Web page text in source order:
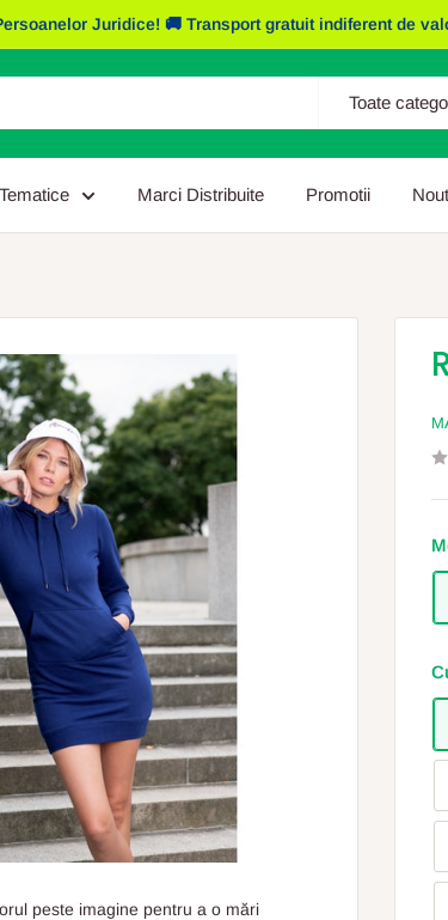
Juridice! 🚚 Transport gratuit indiferent de
Toate
Marci Distribuite Promotii
peste imagine pentru a o mări